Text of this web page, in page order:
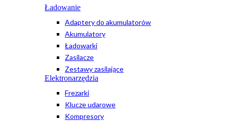
Ładowanie
Adaptery do akumulatorów
Akumulatory
Ładowarki
Zasilacze
Zestawy zasilające
Elektronarzędzia
Frezarki
Klucze udarowe
Kompresory